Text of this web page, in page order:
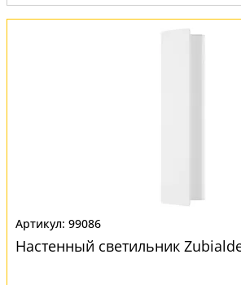
Бра
99086
Настенный светильник